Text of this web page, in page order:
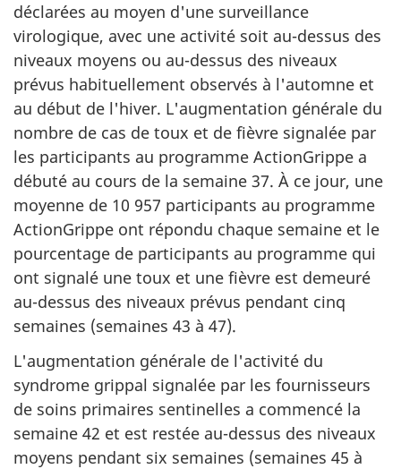
déclarées au moyen d'une surveillance
virologique, avec une activité soit au-dessus des
niveaux moyens ou au-dessus des niveaux
prévus habituellement observés à l'automne et
au début de l'hiver. L'augmentation générale du
nombre de cas de toux et de fièvre signalée par
les participants au programme ActionGrippe a
débuté au cours de la semaine 37. À ce jour, une
moyenne de 10 957 participants au programme
ActionGrippe ont répondu chaque semaine et le
pourcentage de participants au programme qui
ont signalé une toux et une fièvre est demeuré
au-dessus des niveaux prévus pendant cinq
semaines (semaines 43 à 47).
L'augmentation générale de l'activité du
syndrome grippal signalée par les fournisseurs
de soins primaires sentinelles a commencé la
semaine 42 et est restée au-dessus des niveaux
moyens pendant six semaines (semaines 45 à